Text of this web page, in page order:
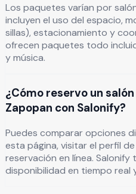
Los paquetes varían por
incluyen el uso del espacio,
sillas), estacionamiento y
ofrecen paquetes todo
y música.
¿Cómo reservo un
Zapopan con Salonify?
Puedes comparar opciones
esta página, visitar el perfil
reservación en línea.
disponibilidad en tiempo real